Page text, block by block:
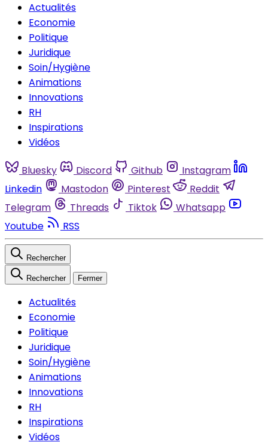
Actualités
Economie
Politique
Juridique
Soin/Hygiène
Animations
Innovations
RH
Inspirations
Vidéos
Bluesky Discord Github
Instagram
Linkedin
Mastodon Pinterest
Reddit
Telegram
Threads Tiktok
Whatsapp
Youtube
RSS
Rechercher
Rechercher Fermer
Actualités
Economie
Politique
Juridique
Soin/Hygiène
Animations
Innovations
RH
Inspirations
Vidéos